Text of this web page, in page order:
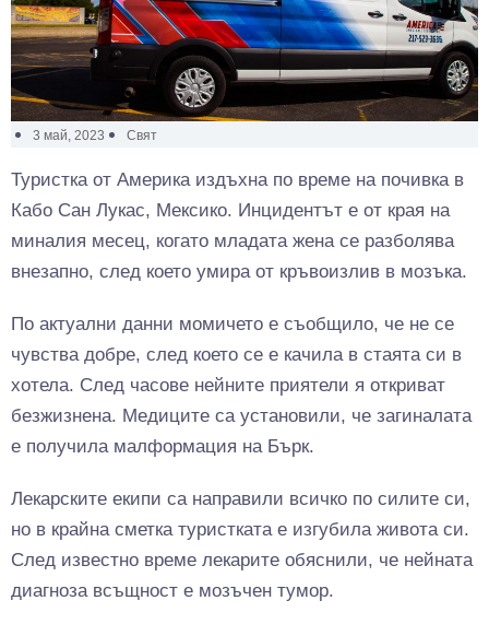
3 май, 2023 Свят
Туристка от Америка издъхна по време на почивка в
Кабо Сан Лукас, Мексико. Инцидентът е от края на
миналия месец, когато младата жена се разболява
внезапно, след което умира от кръвоизлив в мозъка.
По актуални данни момичето е съобщило, че не се
чувства добре, след което се е качила в стаята си в
хотела. След часове нейните приятели я откриват
безжизнена. Медиците са установили, че загиналата
е получила малформация на Бърк.
Лекарските екипи са направили всичко по силите си,
но в крайна сметка туристката е изгубила живота си.
След известно време лекарите обяснили, че нейната
диагноза всъщност е мозъчен тумор.